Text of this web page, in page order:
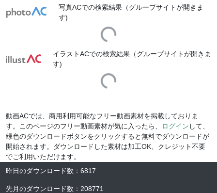
写真ACでの検索結果（グループサイトが開きま
す)
Loading...
イラストACでの検索結果（グループサイトが開きま
す)
Loading...
動画ACでは、商用利用可能なフリー動画素材を掲載しておりま
す。このページのフリー動画素材が気に入ったら、
ログイン して、
緑色のダウンロードボタンをクリックすると無料でダウンロードが
開始されます。ダウンロードした素材は加工OK、クレジット不要
でご利用いただけます。
昨日のダウンロード数 ： 6817
先月のダウンロード数 ： 208771